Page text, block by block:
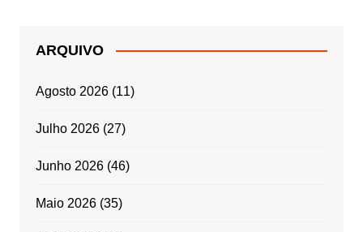
ARQUIVO
Agosto 2026(11)
Julho 2026(27)
Junho 2026(46)
Maio 2026(35)